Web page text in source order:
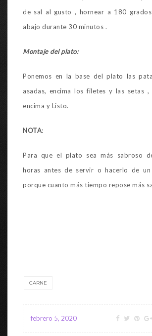
de sal al gusto , hornear a 180
abajo durante 30 minutos .
Montaje del plato:
Ponemos en la base del plato las
asadas, encima los filetes y las setas ,
encima y Listo.
NOTA:
Para que el plato sea más sabroso
horas antes de servir o hacerlo de
porque cuanto más tiempo repose más
CARNE
febrero 5, 2020